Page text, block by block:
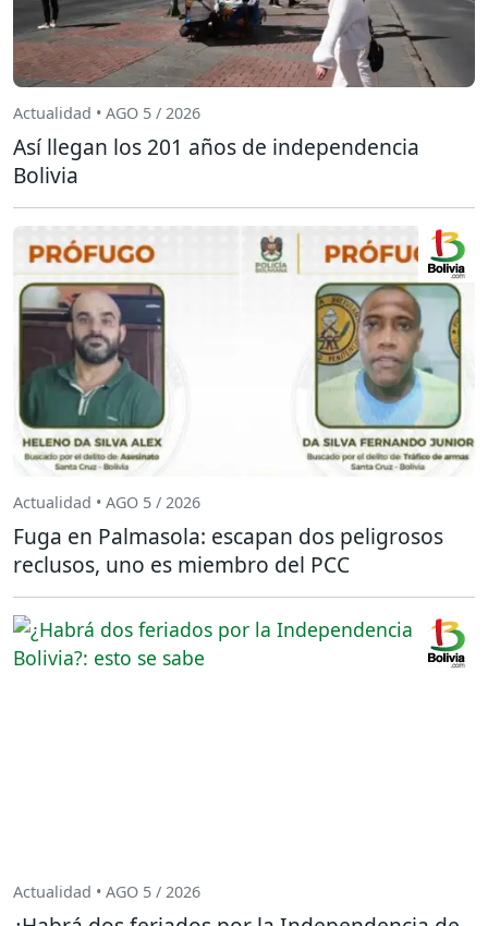
Actualidad • AGO 5 / 2026
Así llegan los 201 años de independencia
Bolivia
Actualidad • AGO 5 / 2026
Fuga en Palmasola: escapan dos peligrosos
reclusos, uno es miembro del PCC
Actualidad • AGO 5 / 2026